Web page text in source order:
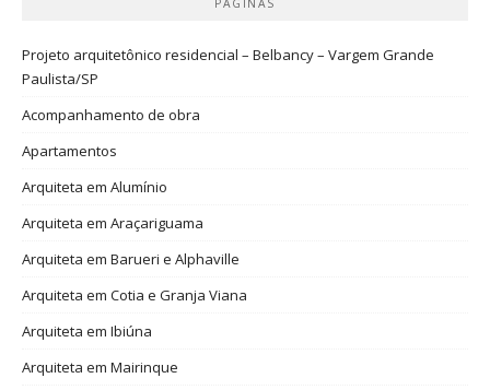
PÁGINAS
Projeto arquitetônico residencial – Belbancy – Vargem Grande
Paulista/SP
Acompanhamento de obra
Apartamentos
Arquiteta em Alumínio
Arquiteta em Araçariguama
Arquiteta em Barueri e Alphaville
Arquiteta em Cotia e Granja Viana
Arquiteta em Ibiúna
Arquiteta em Mairinque